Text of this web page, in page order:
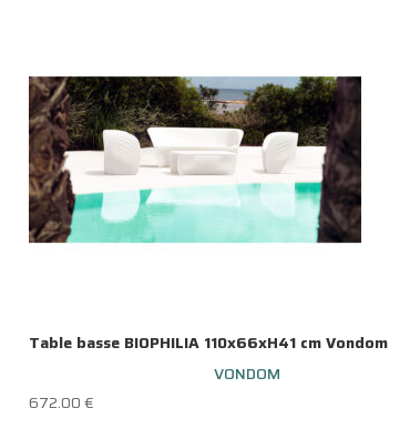
Table basse BIOPHILIA 110x66xH41 cm Vondom
VONDOM
672.00€